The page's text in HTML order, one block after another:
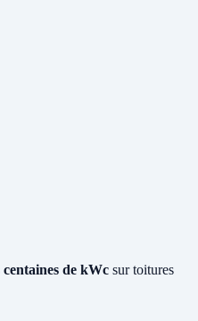
de kWc sur toitures